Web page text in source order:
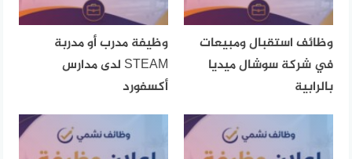
وظائف استقبال ومبيعات
في شركة سوشال ميديا
بالرابية
وظيفة مدرب أو مدربة
STEAM لدى مدارس
أكسفورد